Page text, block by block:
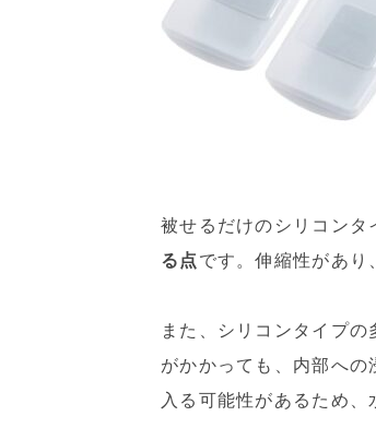
被せるだけのシリコンタ
る点 です。伸縮性があり
また、シリコンタイプの
がかかっても、内部へ
入る可能性があるため、